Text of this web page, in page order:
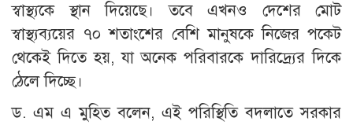
স্বাস্থ্যকে স্থান দিয়েছে। তবে এখনও দেশের মোট
স্বাস্থ্যব্যয়ের ৭০ শতাংশের বেশি মানুষকে নিজের পকেট
থেকেই দিতে হয়, যা অনেক পরিবারকে দারিদ্র্যের দিকে
ঠেলে দিচ্ছে।
ড. এম এ মুহিত বলেন, এই পরিস্থিতি বদলাতে সরকার